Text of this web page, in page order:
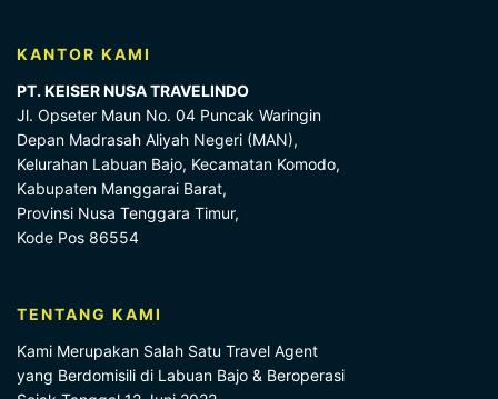
KANTOR KAMI
PT. KEISER NUSA TRAVELINDO
Jl. Opseter Maun No. 04 Puncak Waringin
Depan Madrasah Aliyah Negeri (MAN),
Kelurahan Labuan Bajo, Kecamatan Komodo,
Kabupaten Manggarai Barat,
Provinsi Nusa Tenggara Timur,
Kode Pos 86554
TENTANG KAMI
Kami Merupakan Salah Satu Travel Agent
yang Berdomisili di Labuan Bajo & Beroperasi